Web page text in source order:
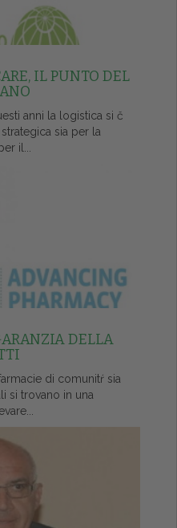
IL PUNTO DEL
anni la logistica si č
sia per la
il...
DELLA
di comunitŕ sia
si trovano in una